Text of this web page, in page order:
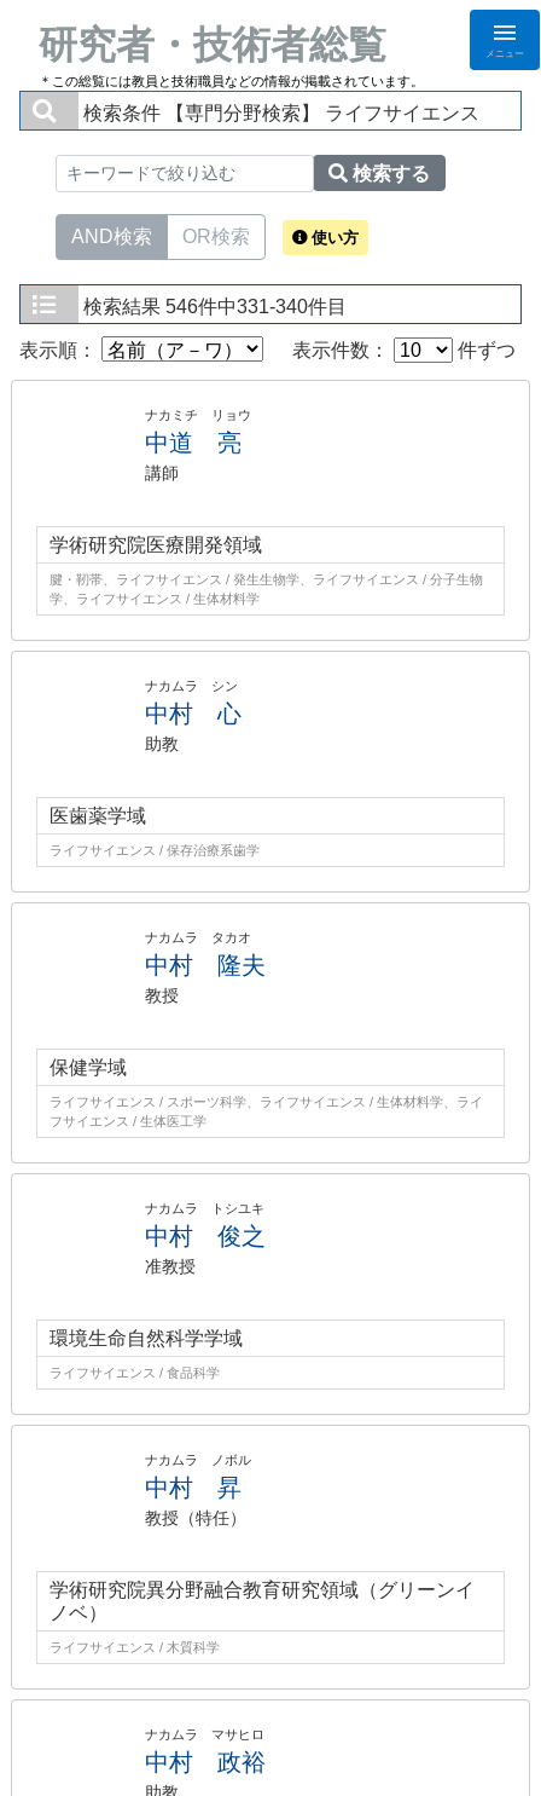
研究者・技術者総覧
＊この総覧には教員と技術職員などの情報が掲載されています。
メニュー
検索条件 【専門分野検索】 ライフサイエンス
検索する
AND検索 OR検索 使い方
検索結果 546件中331-340件目
表示順： 表示件数： 件ずつ
ナカミチ リョウ
中道 亮
講師
学術研究院医療開発領域
腱・靭帯、ライフサイエンス / 発生生物学、ライフサイエンス / 分子生物
学、ライフサイエンス / 生体材料学
ナカムラ シン
中村 心
助教
医歯薬学域
ライフサイエンス / 保存治療系歯学
ナカムラ タカオ
中村 隆夫
教授
保健学域
ライフサイエンス / スポーツ科学、ライフサイエンス / 生体材料学、ライ
フサイエンス / 生体医工学
ナカムラ トシユキ
中村 俊之
准教授
環境生命自然科学学域
ライフサイエンス / 食品科学
ナカムラ ノボル
中村 昇
教授（特任）
学術研究院異分野融合教育研究領域（グリーンイ
ノベ）
ライフサイエンス / 木質科学
ナカムラ マサヒロ
中村 政裕